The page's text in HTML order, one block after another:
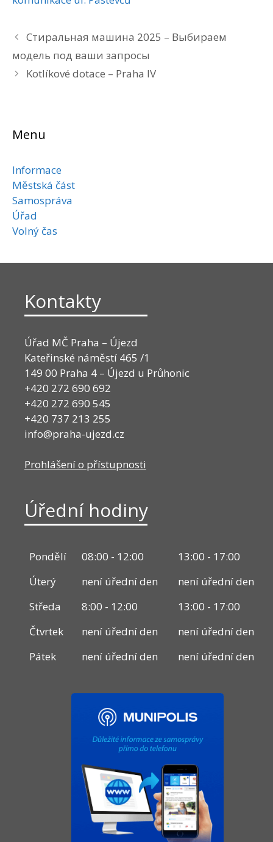
Стиральная машина 2025 – Выбираем
модель под ваши запросы
Kotlíkové dotace – Praha IV
Menu
Informace
Městská část
Samospráva
Úřad
Volný čas
Kontakty
Úřad MČ Praha – Újezd
Kateřinské náměstí 465 /1
149 00 Praha 4 – Újezd u Průhonic
+420 272 690 692
+420 272 690 545
+420 737 213 255
info@praha-ujezd.cz
Prohlášení o přístupnosti
Úřední hodiny
Pondělí 08:00 - 12:00
13:00 - 17:00
Úterý
není úřední den
není úřední den
Středa
8:00 - 12:00
13:00 - 17:00
Čtvrtek
není úřední den
není úřední den
Pátek
není úřední den není úřední den